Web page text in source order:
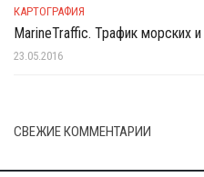
КАРТОГРАФИЯ
MarineTraffic. Трафик морских
23.05.2016
СВЕЖИЕ КОММЕНТАРИИ